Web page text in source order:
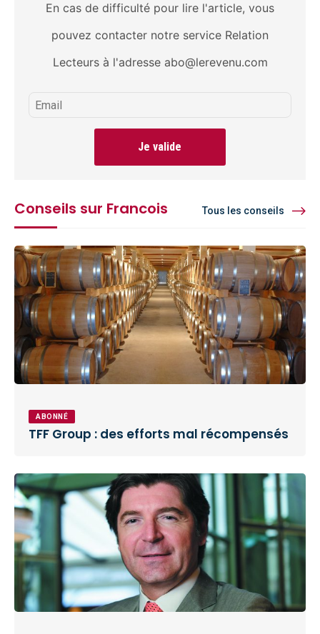
En cas de difficulté pour lire l'article, vous
pouvez contacter notre service Relation
Lecteurs à l'adresse abo@lerevenu.com
Je valide
Conseils sur Francois Tous les conseils
ABONNÉ
TFF Group : des efforts mal récompensés